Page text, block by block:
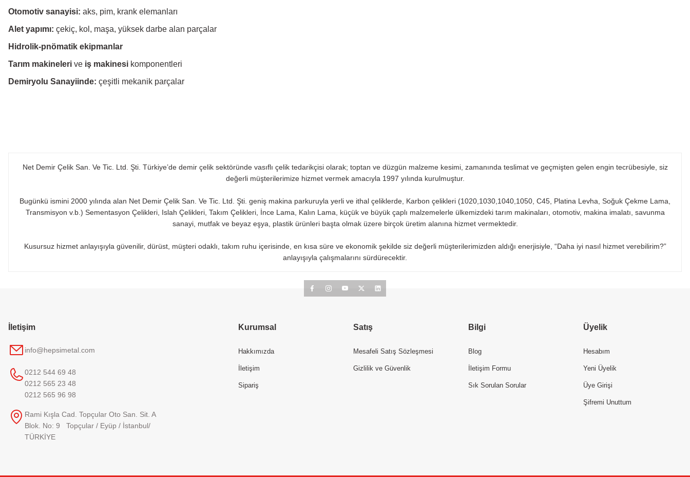
Otomotiv sanayisi: aks, pim, krank elemanları
Alet yapımı: çekiç, kol, maşa, yüksek darbe alan parçalar
Hidrolik-pnömatik ekipmanlar
Tarım makineleri ve iş makinesi komponentleri
Demiryolu Sanayiinde: çeşitli mekanik parçalar
Net Demir Çelik San. Ve Tic. Ltd. Şti. Türkiye’de demir çelik sektöründe vasıflı çelik tedarikçisi olarak; toptan ve düzgün malzeme kesimi, zamanında teslimat ve geçmişten gelen engin tecrübesiyle, siz
değerli müşterilerimize hizmet vermek amacıyla 1997 yılında kurulmuştur.
Bugünkü ismini 2000 yılında alan Net Demir Çelik San. Ve Tic. Ltd. Şti. geniş makina parkuruyla yerli ve ithal çeliklerde, Karbon çelikleri (1020,1030,1040,1050, C45, Platina Levha, Soğuk Çekme Lama,
Transmisyon v.b.) Sementasyon Çelikleri, Islah Çelikleri, Takım Çelikleri, İnce Lama, Kalın Lama, küçük ve büyük çaplı malzemelerle ülkemizdeki tarım makinaları, otomotiv, makina imalatı, savunma
sanayi, mutfak ve beyaz eşya, plastik ürünleri başta olmak üzere birçok üretim alanına hizmet vermektedir.
Kusursuz hizmet anlayışıyla güvenilir, dürüst, müşteri odaklı, takım ruhu içerisinde, en kısa süre ve ekonomik şekilde siz değerli müşterilerimizden aldığı enerjisiyle, “Daha iyi nasıl hizmet verebilirim?”
anlayışıyla çalışmalarını sürdürecektir.
İletişim
info@hepsimetal.com
0212 544 69 48
0212 565 23 48
0212 565 96 98
Rami Kışla Cad. Topçular Oto San. Sit. A
Blok. No: 9 Topçular / Eyüp / İstanbul/
TÜRKİYE
Kurumsal
Hakkımızda
İletişim
Sipariş
Satış
Mesafeli Satış Sözleşmesi
Gizlilik ve Güvenlik
Bilgi
Blog
İletişim Formu
Sık Sorulan Sorular
Üyelik
Hesabım
Yeni Üyelik
Üye Girişi
Şifremi Unuttum